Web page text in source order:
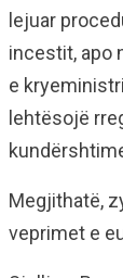
lejuar
incestit, apo
e
lehtësojë
Megjithatë,
veprimet e